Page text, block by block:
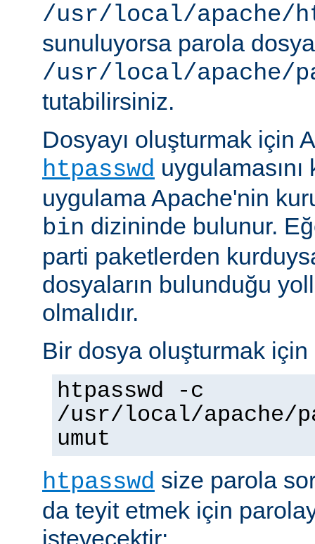
/usr/local/apache/
sunuluyorsa parola
/usr/local/apache/
tutabilirsiniz.
Dosyayı oluşturmak için
htpasswd
uygulama Apache'nin
bin dizininde bulunur.
parti paketlerden
dosyaların bulunduğu
olmalıdır.
Bir dosya oluşturmak için
htpasswd -c
/usr/local/apache/
umut
htpasswd size parola
da teyit etmek için
isteyecektir: